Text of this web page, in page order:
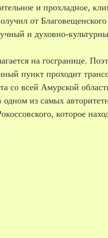
и прохладное,
от
и духовно-
на госгранице.
пункт проходит
со всей Амурской
из самых
которое